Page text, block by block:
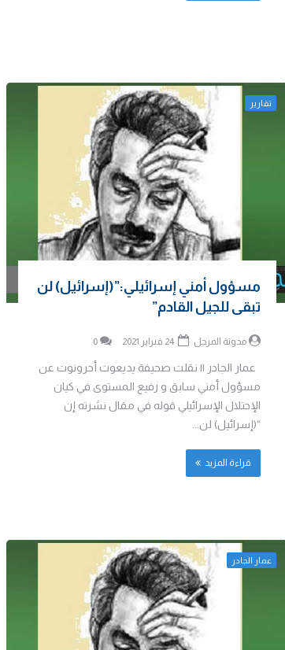
تقارير
مسؤول أمني إسرائيلي:”(إسرائيل) لن
تبقى للجيل القادم”
مدونة المرجل 24 فبراير 2021 0
عمار الجادر || نقلت صحيفة يديعوت أحرونوت عن
مسؤول أمني سابق و رفيع المستوى في كيان
الإحتلال الإسرائيلي قوله في مقال نشرته إن
“(إسرائيل) لن...
قراءة المزيد
عمار الجادر